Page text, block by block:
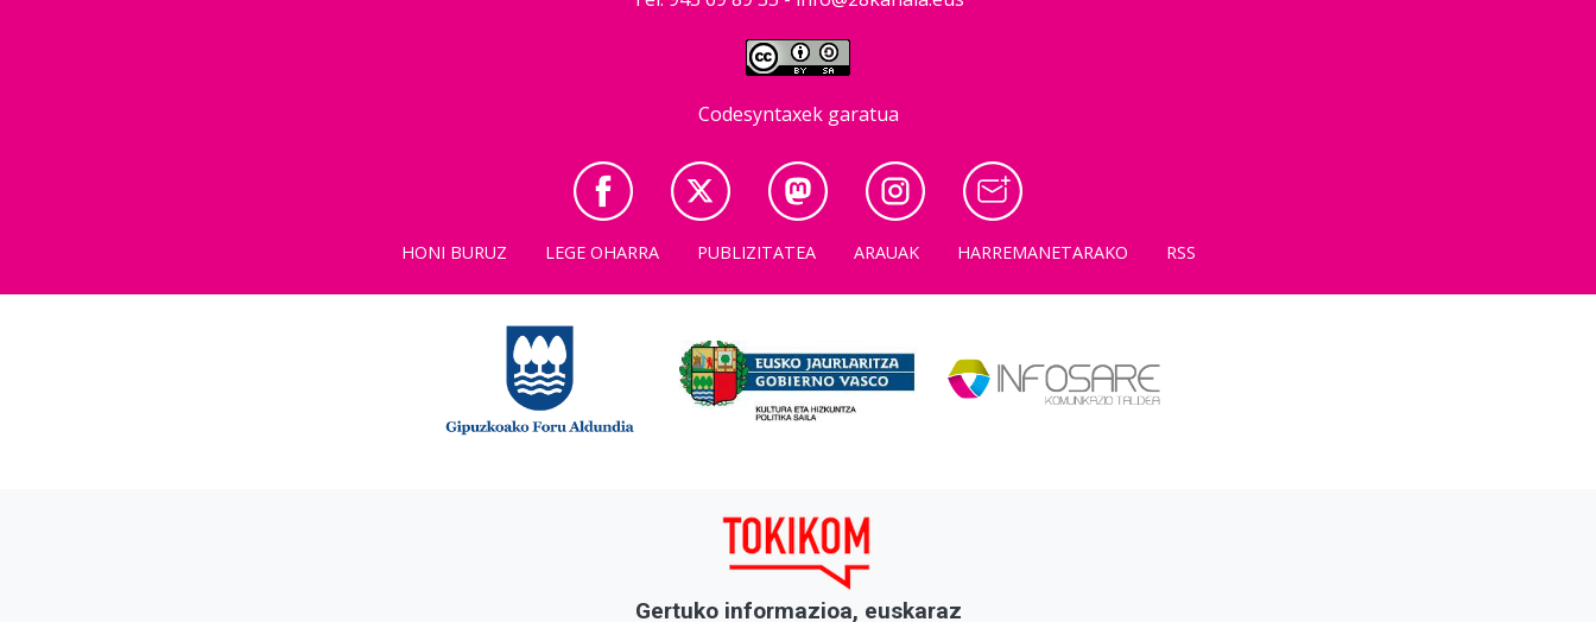
Codesyntaxek garatua
HONI BURUZ LEGE OHARRA PUBLIZITATEA ARAUAK HARREMANETARAKO RSS
Gertuko informazioa, euskaraz